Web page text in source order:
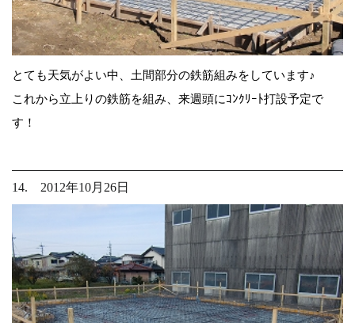
とても天気がよい中、土間部分の鉄筋組みをしています♪
これから立上りの鉄筋を組み、来週頭にｺﾝｸﾘｰﾄ打設予定で
す！
14. 2012年10月26日